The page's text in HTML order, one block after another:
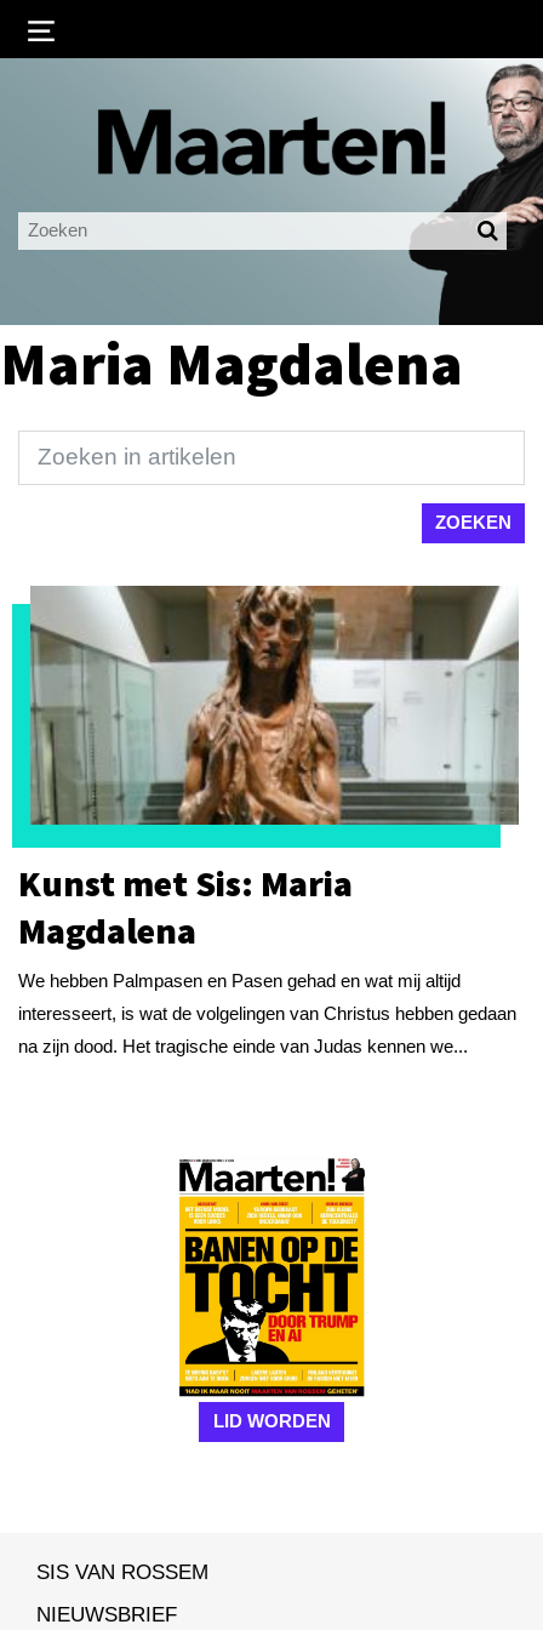
Ingelogd blijven
LOGIN
Maria Magdalena
Kunst met Sis: Maria
Magdalena
We hebben Palmpasen en Pasen gehad en wat mij altijd
interesseert, is wat de volgelingen van Christus hebben gedaan
na zijn dood. Het tragische einde van Judas kennen we...
LID WORDEN
SIS VAN ROSSEM
NIEUWSBRIEF